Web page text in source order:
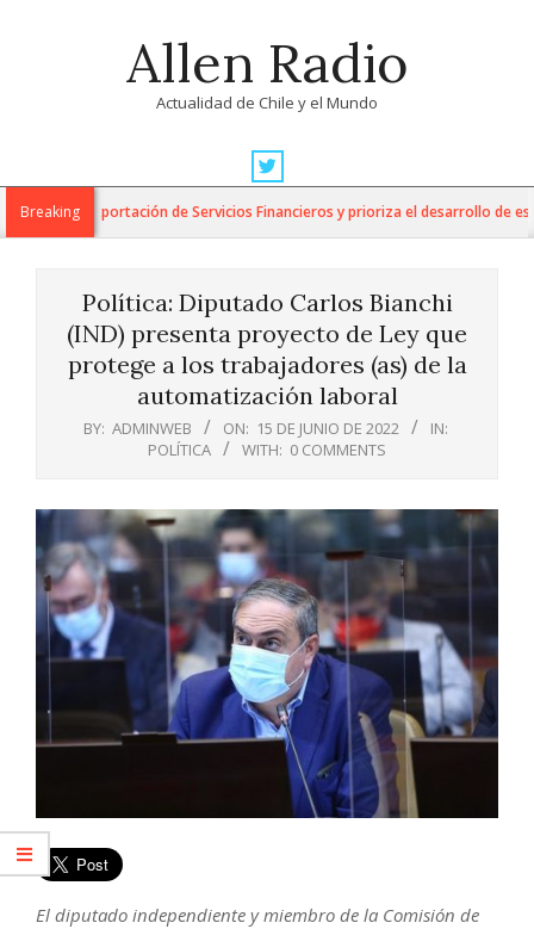
Allen Radio
Actualidad de Chile y el Mundo
Navigation
MenuBreaking
para la Exportación de Servicios Financieros y prioriza el desarrollo de esta
Política: Diputado Carlos Bianchi
(IND) presenta proyecto de Ley que
protege a los trabajadores (as) de la
automatización laboral
BY: ADMINWEB ON: 15 DE JUNIO DE 2022
IN:
POLÍTICA
WITH: 0 COMMENTS
El diputado independiente y miembro de la Comisión de